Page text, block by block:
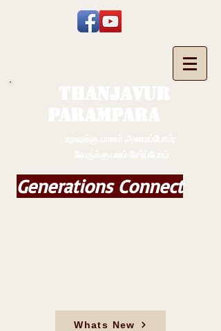
Generations Connect
Whats New